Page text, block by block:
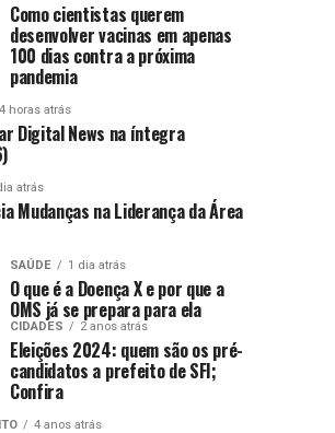
Como cientistas querem
desenvolver vacinas em apenas
100 dias contra a próxima
pandemia
4 horas atrás
Digital News na íntegra
atrás
Mudanças na Liderança da Área
SAÚDE 1 dia atrás
O que é a Doença X e por que a
OMS já se prepara para ela
CIDADES 2 anos atrás
Eleições 2024: quem são os pré-
candidatos a prefeito de SFI;
Confira
4 anos atrás